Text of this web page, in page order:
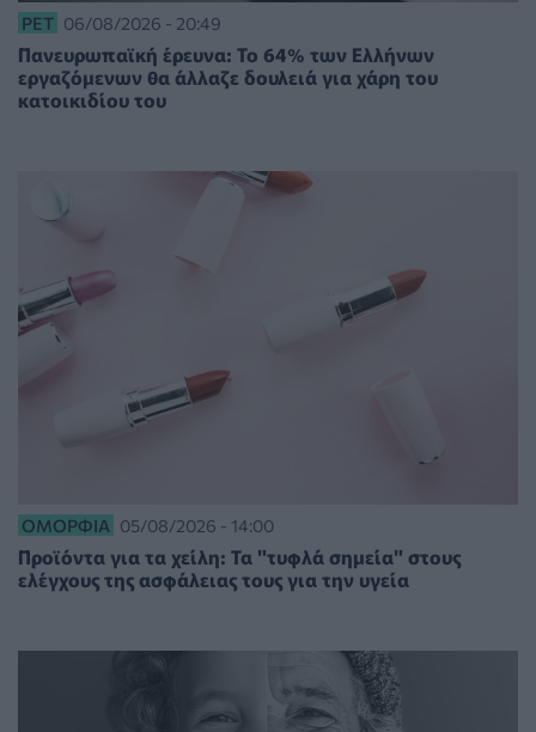
PET 06/08/2026 - 20:49
Πανευρωπαϊκή έρευνα: Το 64% των Ελλήνων
εργαζόμενων θα άλλαζε δουλειά για χάρη του
κατοικιδίου του
ΟΜΟΡΦΙΆ 05/08/2026 - 14:00
Προϊόντα για τα χείλη: Τα "τυφλά σημεία" στους
ελέγχους της ασφάλειας τους για την υγεία